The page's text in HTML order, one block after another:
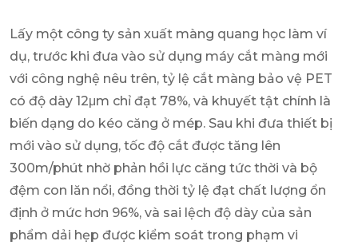
Lấy một công ty sản xuất màng quang học làm ví
dụ, trước khi đưa vào sử dụng máy cắt màng mới
với công nghệ nêu trên, tỷ lệ cắt màng bảo vệ PET
có độ dày 12μm chỉ đạt 78%, và khuyết tật chính là
biến dạng do kéo căng ở mép. Sau khi đưa thiết bị
mới vào sử dụng, tốc độ cắt được tăng lên
300m/phút nhờ phản hồi lực căng tức thời và bộ
đệm con lăn nổi, đồng thời tỷ lệ đạt chất lượng ổn
định ở mức hơn 96%, và sai lệch độ dày của sản
phẩm dải hẹp được kiểm soát trong phạm vi